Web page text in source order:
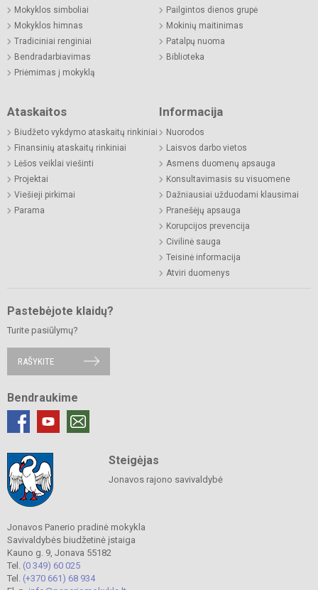
Mokyklos simboliai
Mokyklos himnas
Tradiciniai renginiai
Bendradarbiavimas
Priėmimas į mokyklą
Pailgintos dienos grupė
Mokinių maitinimas
Patalpų nuoma
Biblioteka
Ataskaitos
Biudžeto vykdymo ataskaitų rinkiniai
Finansinių ataskaitų rinkiniai
Lėšos veiklai viešinti
Projektai
Viešieji pirkimai
Parama
Informacija
Nuorodos
Laisvos darbo vietos
Asmens duomenų apsauga
Konsultavimasis su visuomene
Dažniausiai užduodami klausimai
Pranešėjų apsauga
Korupcijos prevencija
Civilinė sauga
Teisinė informacija
Atviri duomenys
Pastebėjote klaidų?
Turite pasiūlymų?
RAŠYKITE
Bendraukime
Steigėjas
Jonavos rajono savivaldybė
Jonavos Panerio pradinė mokykla
Savivaldybės biudžetinė įstaiga
Kauno g. 9, Jonava 55182
Tel. (0 349) 60 025
Tel. (+370 661) 68 934